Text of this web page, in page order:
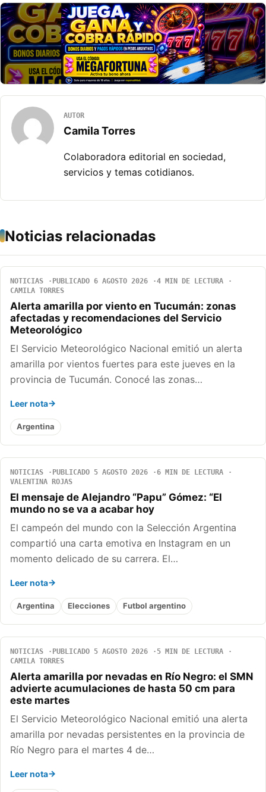
AUTOR
Camila Torres
Colaboradora editorial en sociedad,
servicios y temas cotidianos.
Noticias relacionadas
NOTICIAS PUBLICADO 6 AGOSTO 2026
4 MIN DE LECTURA
CAMILA TORRES
Alerta amarilla por viento en Tucumán: zonas
afectadas y recomendaciones del Servicio
Meteorológico
El Servicio Meteorológico Nacional emitió un alerta
amarilla por vientos fuertes para este jueves en la
provincia de Tucumán. Conocé las zonas…
Leer nota
Argentina
NOTICIAS PUBLICADO 5 AGOSTO 2026
6 MIN DE LECTURA
VALENTINA ROJAS
El mensaje de Alejandro “Papu” Gómez: “El
mundo no se va a acabar hoy
El campeón del mundo con la Selección Argentina
compartió una carta emotiva en Instagram en un
momento delicado de su carrera. El…
Leer nota
Argentina Elecciones Futbol argentino
NOTICIAS PUBLICADO 5 AGOSTO 2026
5 MIN DE LECTURA
CAMILA TORRES
Alerta amarilla por nevadas en Río Negro: el SMN
advierte acumulaciones de hasta 50 cm para
este martes
El Servicio Meteorológico Nacional emitió una alerta
amarilla por nevadas persistentes en la provincia de
Río Negro para el martes 4 de…
Leer nota